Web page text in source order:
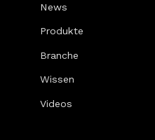
News
Produkte
Branche
Wissen
Videos